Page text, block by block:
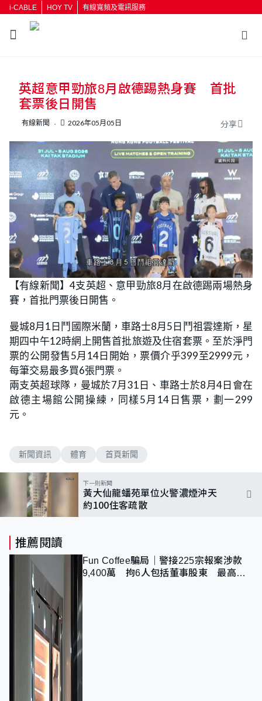
i-CABLE HOY TV 有線寬頻及電訊服務
按輸入鍵開始搜尋
英超意甲勁旅8月啟德踢熱身賽 首批
套票後日開售
有線新聞 2026年05月05日 分享
【有線新聞】4支英超、意甲勁旅8月在啟德踢兩場熱身
賽，首批門票後日開售。
曼城8月1日鬥國際米蘭，車路士8月5日鬥祖雲達斯，星
期四中午12時網上開售首批旅遊及住宿套票。至於淨門
票的公開發售5月14日開始，票價介乎399至2999元，
每筆交易最多買6張門票。
兩支英超球隊，曼城於7月31日、車路士於8月4日會在
啟德主場館公開操練，同樣5月14日售票，劃一299
元。
新聞資訊 體育 首頁新聞
下一則新聞
黃大仙龍蟠苑單位火警濃煙沖天
約100住客疏散
推薦閱讀
Fun Coffee騙局｜警接225宗報案涉款
9,400萬 拘6人包括董事股東 最高金